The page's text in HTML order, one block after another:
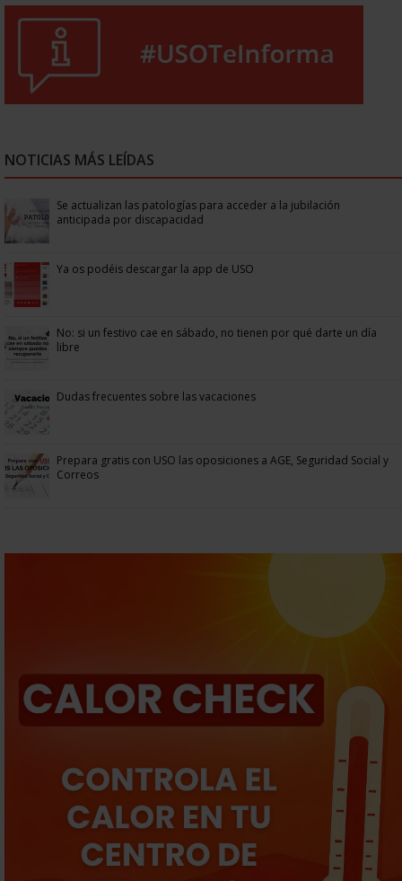
NOTICIAS MÁS LEÍDAS
Se actualizan las patologías para acceder a la jubilación
anticipada por discapacidad
Ya os podéis descargar la app de USO
No: si un festivo cae en sábado, no tienen por qué darte un día
libre
Dudas frecuentes sobre las vacaciones
Prepara gratis con USO las oposiciones a AGE, Seguridad Social y
Correos